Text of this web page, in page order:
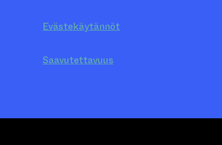
Evästekäytännöt
Saavutettavuus